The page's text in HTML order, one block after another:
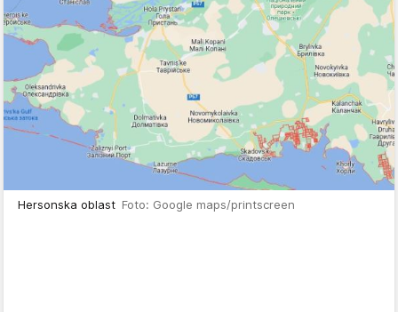
Hersonska oblast Foto: Google maps/printscreen